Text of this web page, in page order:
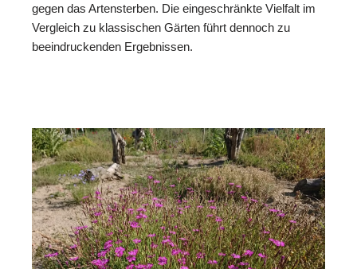
gegen das Artensterben. Die eingeschränkte Vielfalt im
Vergleich zu klassischen Gärten führt dennoch zu
beeindruckenden Ergebnissen.